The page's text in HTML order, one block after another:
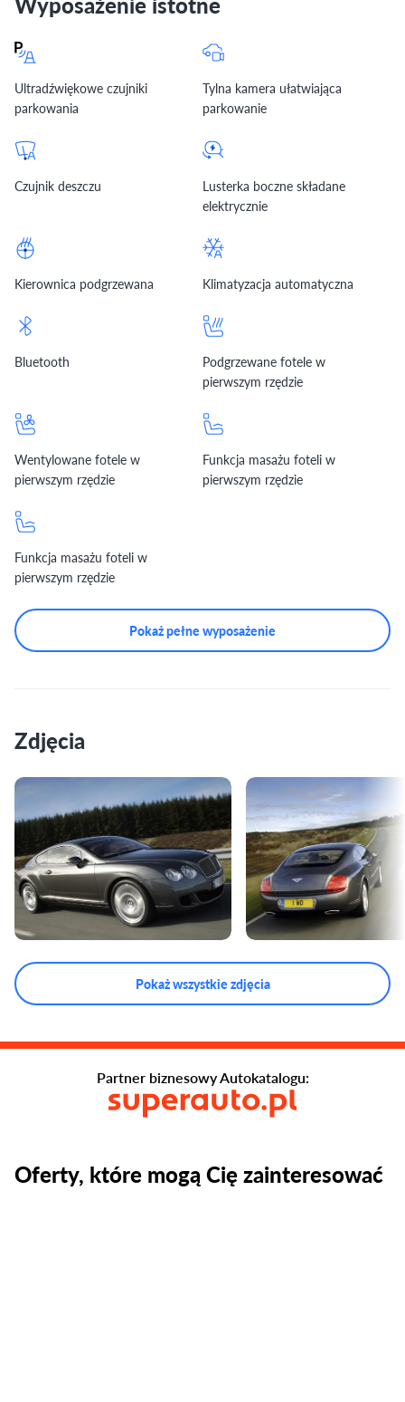
Ultradźwiękowe czujniki
parkowania
Tylna kamera ułatwiająca
parkowanie
Czujnik deszczu
Lusterka boczne składane
elektrycznie
Kierownica podgrzewana Klimatyzacja automatyczna
Bluetooth
Podgrzewane fotele w
pierwszym rzędzie
Wentylowane fotele w
pierwszym rzędzie
Funkcja masażu foteli w
pierwszym rzędzie
Funkcja masażu foteli w
pierwszym rzędzie
Pokaż pełne wyposażenie
Zdjęcia
Pokaż wszystkie zdjęcia
Oferty, które mogą Cię zainteresować
Partner biznesowy Autokatalogu: